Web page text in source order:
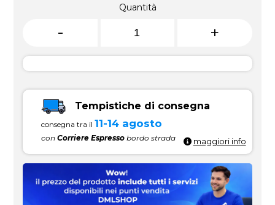
Quantità
- +
Tempistiche di consegna
consegna tra il 11-14 agosto
conCorriere Espresso bordo strada maggiori info